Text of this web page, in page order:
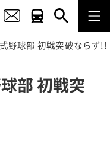
野球部 初戦突破ならず!!
部 初戦突